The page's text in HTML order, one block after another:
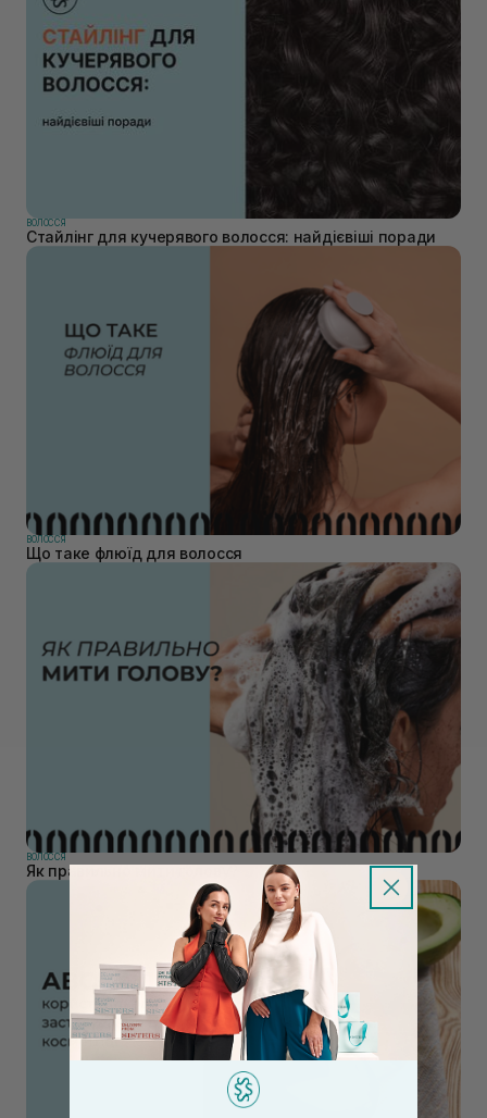
ВОЛОССЯ
Стайлінг для кучерявого волосся: найдієвіші поради
ВОЛОССЯ
Що таке флюїд для волосся
ВОЛОССЯ
Як правильно мити голову?